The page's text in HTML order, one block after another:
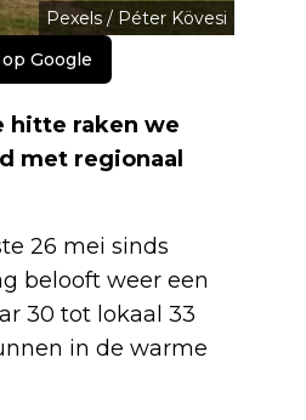
Pexels / Péter Kövesi
Google
hitte raken we
met regionaal
26 mei sinds
belooft weer een
30 tot lokaal 33
in de warme